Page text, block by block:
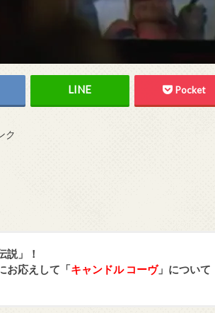
Pocket
ク
説」！
お応えして「キャンドル コーヴ」について